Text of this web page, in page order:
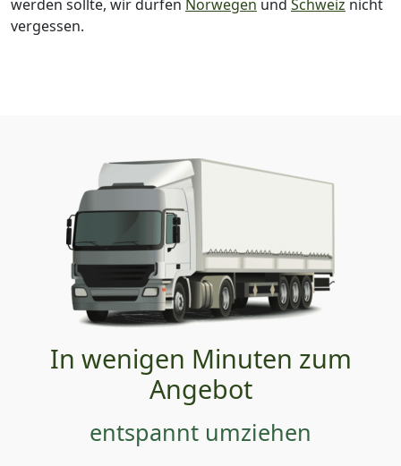
werden sollte, wir dürfen Norwegen und Schweiz nicht
vergessen.
In wenigen Minuten zum
Angebot
entspannt umziehen